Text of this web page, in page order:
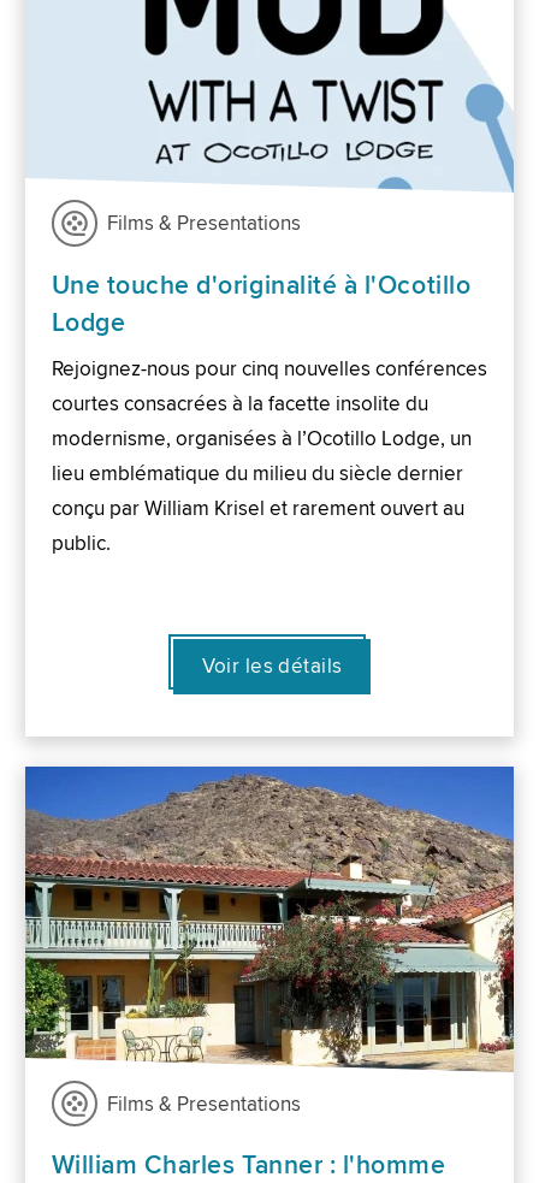
Films & Presentations
Une touche d'originalité à l'Ocotillo
Lodge
Rejoignez-nous pour cinq nouvelles conférences
courtes consacrées à la facette insolite du
modernisme, organisées à l’Ocotillo Lodge, un
lieu emblématique du milieu du siècle dernier
conçu par William Krisel et rarement ouvert au
public.
Voir les détails
Films & Presentations
William Charles Tanner : l'homme